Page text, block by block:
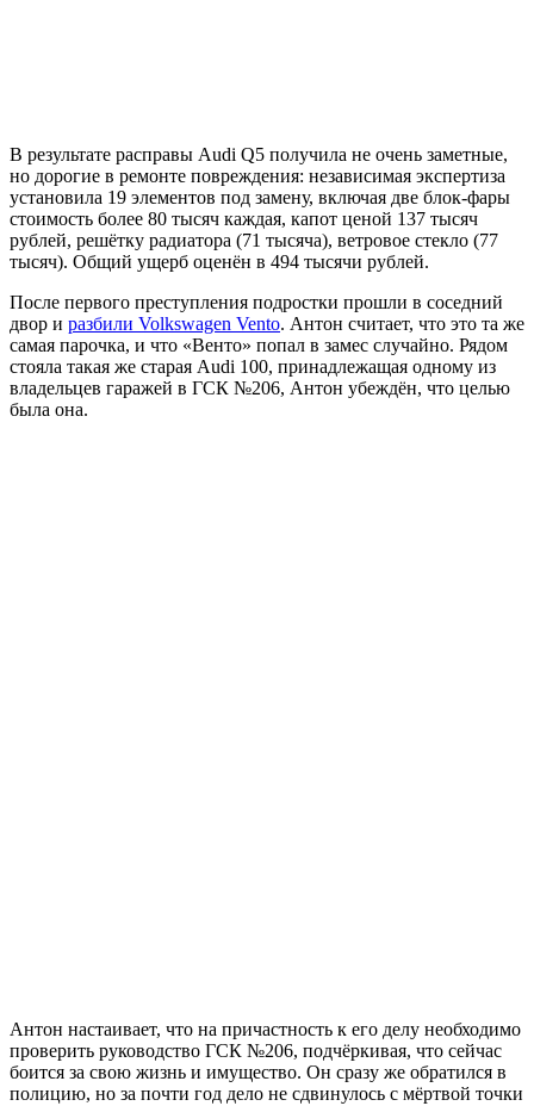
В результате расправы Audi Q5 получила не очень заметные,
но дорогие в ремонте повреждения: независимая экспертиза
установила 19 элементов под замену, включая две блок-фары
стоимость более 80 тысяч каждая, капот ценой 137 тысяч
рублей, решётку радиатора (71 тысяча), ветровое стекло (77
тысяч). Общий ущерб оценён в 494 тысячи рублей.
После первого преступления подростки прошли в соседний
двор и разбили Volkswagen Vento. Антон считает, что это та же
самая парочка, и что «Венто» попал в замес случайно. Рядом
стояла такая же старая Audi 100, принадлежащая одному из
владельцев гаражей в ГСК №206, Антон убеждён, что целью
была она.
Антон настаивает, что на причастность к его делу необходимо
проверить руководство ГСК №206, подчёркивая, что сейчас
боится за свою жизнь и имущество. Он сразу же обратился в
полицию, но за почти год дело не сдвинулось с мёртвой точки